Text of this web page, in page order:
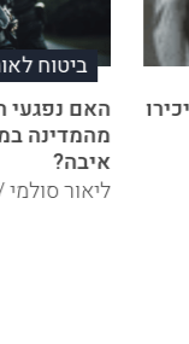
ביטוח
האם נפגעי
מהמדינה
איבה?
ליאור